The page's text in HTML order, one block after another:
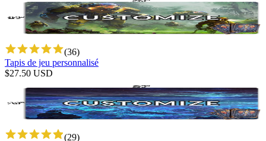
(36)
Tapis de jeu personnalisé
$27.50 USD
(29)